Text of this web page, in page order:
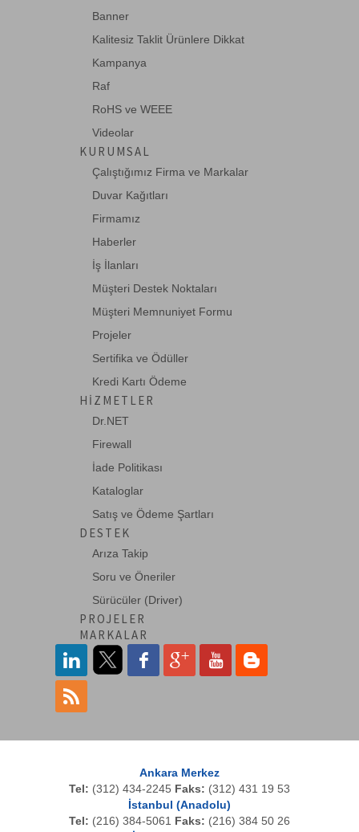
Formrack
Fujitsu
Haikon
HIKVISION
Huawei
Intracom
Legrand
Leviton
Lindy
Mean Well
Mustech
Netgear
Planet
QuWireless
RansNet
roline
Schneider
Schukat
Sharp
Systimax
Techwin
Teltonika
Tradenet
Tumtec
Banner
Kalitesiz Taklit Ürünlere Dikkat
Kampanya
Raf
RoHS ve WEEE
Videolar
KURUMSAL
Çalıştığımız Firma ve Markalar
Duvar Kağıtları
Firmamız
Haberler
İş İlanları
Müşteri Destek Noktaları
Müşteri Memnuniyet Formu
Projeler
Sertifika ve Ödüller
Kredi Kartı Ödeme
HIZMETLER
Dr.NET
Firewall
İade Politikası
Kataloglar
Satış ve Ödeme Şartları
DESTEK
Arıza Takip
Soru ve Öneriler
Sürücüler (Driver)
PROJELER
MARKALAR
Ankara Merkez
Tel: (312) 434-2245 Faks: (312) 431 19 53
İstanbul (Anadolu)
Tel: (216) 384-5061 Faks: (216) 384 50 26